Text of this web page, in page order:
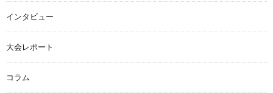
インタビュー
大会レポート
コラム